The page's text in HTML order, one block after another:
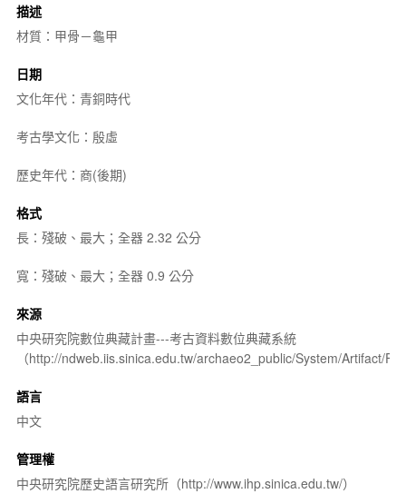
描述
材質：甲骨－龜甲
日期
文化年代：青銅時代
考古學文化：殷虛
歷史年代：商(後期)
格式
長：殘破、最大；全器 2.32 公分
寬：殘破、最大；全器 0.9 公分
來源
中央研究院數位典藏計畫---考古資料數位典藏系統
（http://ndweb.iis.sinica.edu.tw/archaeo2_public/System/Artifact/
語言
中文
管理權
中央研究院歷史語言研究所（http://www.ihp.sinica.edu.tw/）